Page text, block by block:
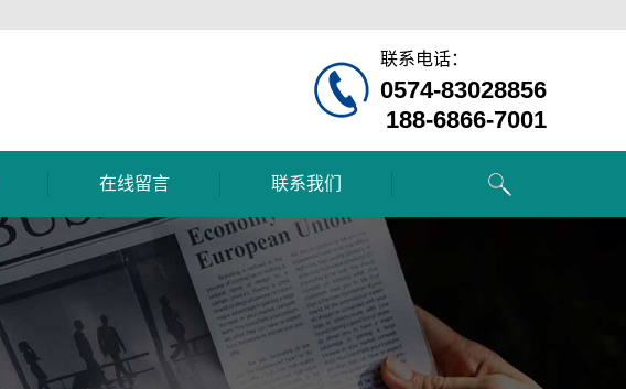
联系电话：
0574-83028856
188-6866-7001
在线留言 联系我们